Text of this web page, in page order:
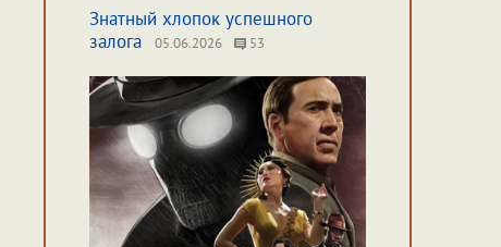
Знатный хлопок успешного
залога
05.06.2026 53